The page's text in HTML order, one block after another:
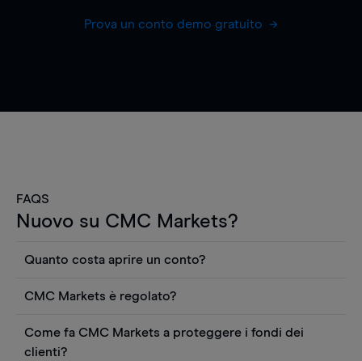
Prova un conto demo gratuito
FAQS
Nuovo su CMC Markets?
Quanto costa aprire un conto?
Puoi anche visualizzare gratuitamente i prezzi e
utilizzare strumenti come grafici, notizie Reuters
o rapporti quantitativi sui titoli azionari di
CMC Markets è regolato?
regolamentato dall'Autorità federale tedesca di
Come fa CMC Markets a proteggere i fondi dei
clienti?